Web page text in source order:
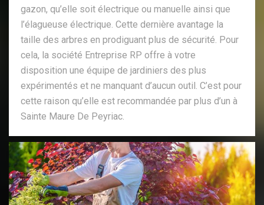
gazon, qu’elle soit électrique ou manuelle ainsi que
l’élagueuse électrique. Cette dernière avantage la
taille des arbres en prodiguant plus de sécurité. Pour
cela, la société Entreprise RP offre à votre
disposition une équipe de jardiniers des plus
expérimentés et ne manquant d’aucun outil. C’est pour
cette raison qu’elle est recommandée par plus d’un à
Sainte Maure De Peyriac.